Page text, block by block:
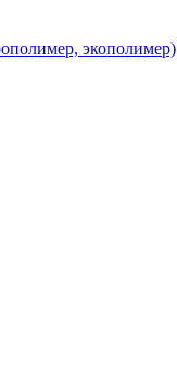
экополимер)